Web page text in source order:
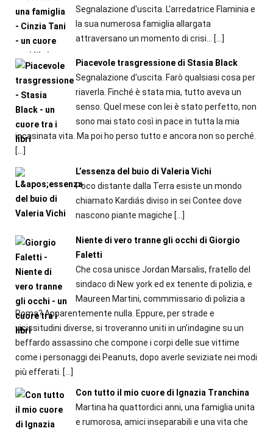
Segnalazione d'uscita. L'arredatrice Flaminia e
la sua numerosa famiglia allargata
attraversano un momento di crisi...
[…]
Piacevole trasgressione di Stasia Black
Segnalazione d'uscita. Farò qualsiasi cosa per
riaverla. Finché è stata mia, tutto aveva un
senso. Quel mese con lei è stato perfetto, non
sono mai stato così in pace in tutta la mia
incasinata vita. Ma poi ho perso tutto e ancora non so perché.
[…]
L’essenza del buio di Valeria Vichi
Poco distante dalla Terra esiste un mondo
chiamato Kardiás diviso in sei Contee dove
nascono piante magiche […]
Niente di vero tranne gli occhi di Giorgio
Faletti
Che cosa unisce Jordan Marsalis, fratello del
sindaco di New york ed ex tenente di polizia, e
Maureen Martini, commmissario di polizia a
Roma? Apparentemente nulla. Eppure, per strade e
vicissitudini diverse, si troveranno uniti in un’indagine su un
beffardo assassino che compone i corpi delle sue vittime
come i personaggi dei Peanuts, dopo averle seviziate nei modi
più efferati. […]
Con tutto il mio cuore di Ignazia Tranchina
Martina ha quattordici anni, una famiglia unita
e rumorosa, amici inseparabili e una vita che